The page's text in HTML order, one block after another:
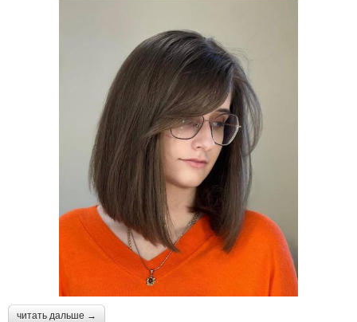
читать дальше →